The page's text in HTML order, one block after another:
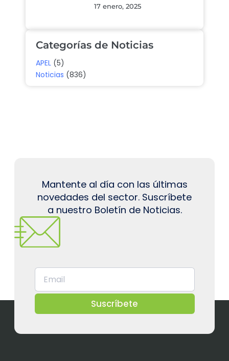
17 enero, 2025
Categorías de Noticias
APEL (5)
Noticias (836)
Mantente al día con las últimas
novedades del sector. Suscríbete
a nuestro Boletín de Noticias.
Suscríbete